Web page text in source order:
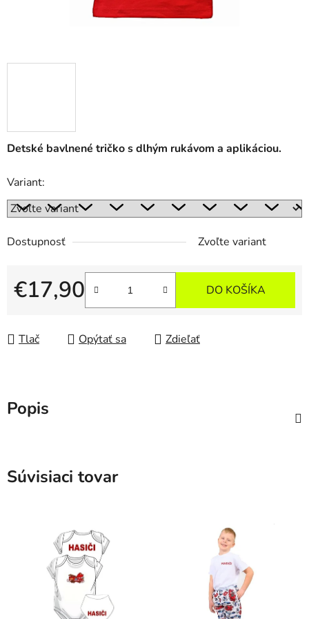
Detské bavlnené tričko s dlhým rukávom a aplikáciou.
Variant:
Dostupnosť Zvoľte variant
€17,90
Jednotková cena:
DO KOŠÍKA
Tlač Opýtať sa Zdieľať
Popis
Súvisiaci tovar